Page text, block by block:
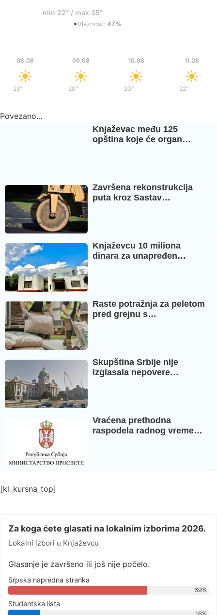
min 22° / max 35°
•Vlažnost: 47%
08.08
23°
09.08
20°/
10.08
20°/
11.08
22°
Povezano...
Knjaževac među 125
opština koje će organ…
Završena rekonstrukcija
puta kroz Sastav…
Knjaževcu 10 miliona
dinara za unapređen…
Raste potražnja za peletom
pred grejnu s…
Skupština Srbije nije
izglasala nepovere…
Vraćena prethodna
raspodela radnog vreme…
[kl_kursna_top]
Za koga ćete glasati na lokalnim izborima 2026.
Lokalni izbori u Knjaževcu
Glasanje je završeno ili još nije počelo.
Srpska napredna stranka
69%
Studentska lista